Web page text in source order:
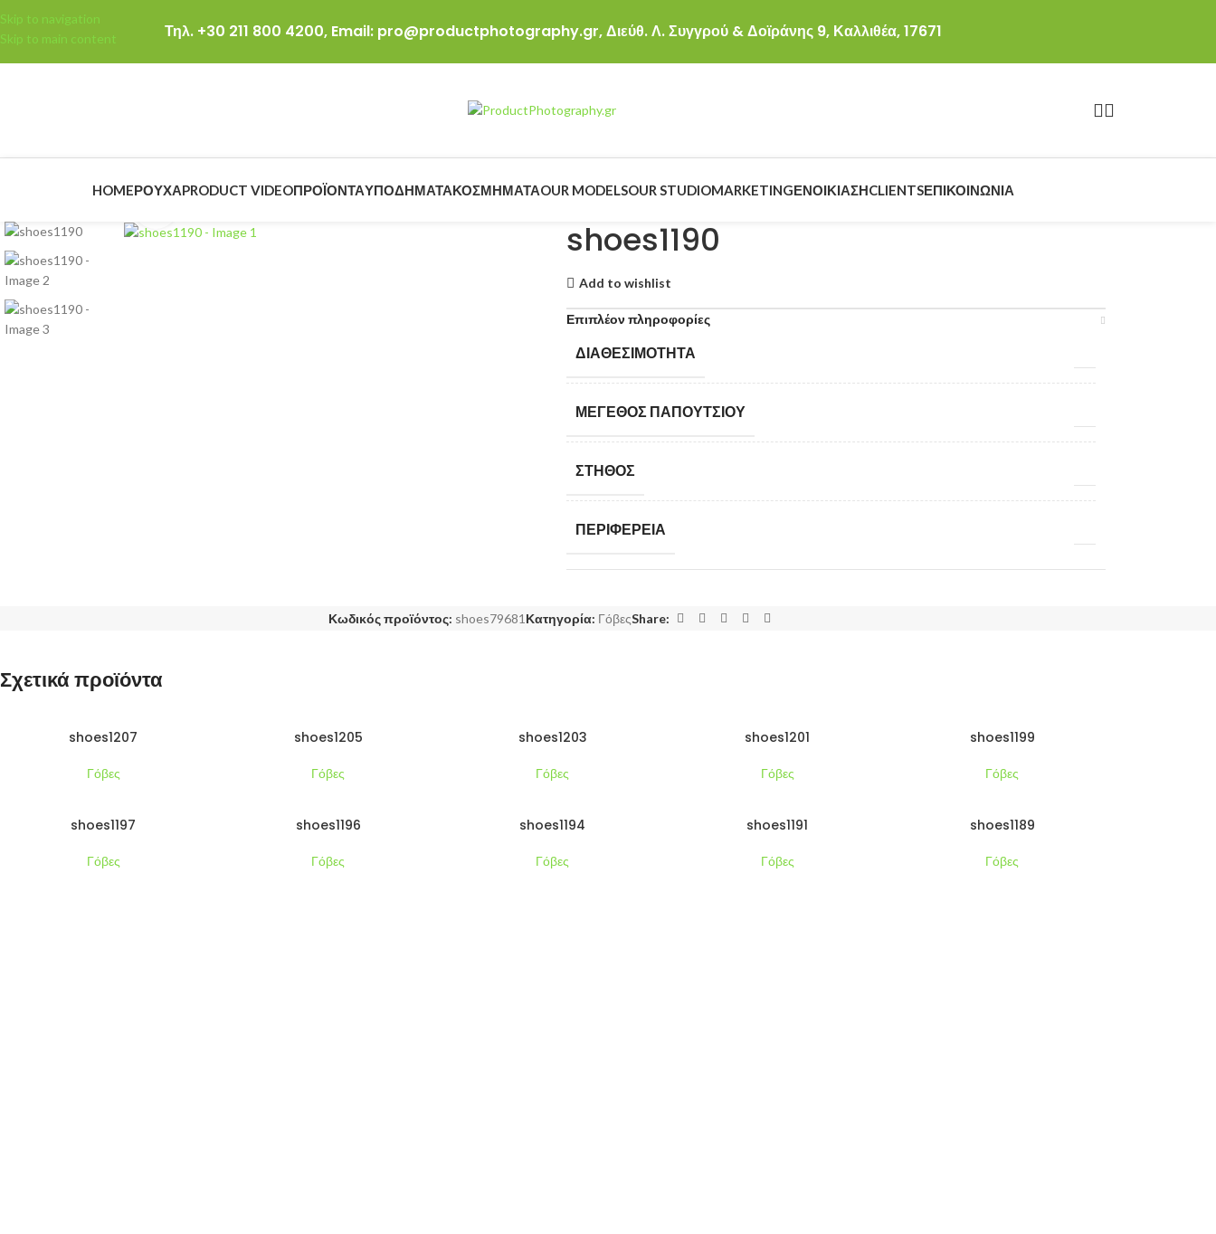
Skip to navigation
Skip to main content
Τηλ. +30 211 800 4200, Email: pro@productphotography.gr,Διεύθ. Λ. Συγγρού & Δοϊράνης 9, Καλλιθέα, 17671
HOMEΡΟΎΧΑPRODUCT VIDEOΠΡΟΪΌΝΤΑΥΠΟΔΉΜΑΤΑΚΟΣΜΉΜΑΤΑOUR MODELSOUR STUDIOMARKETINGΕΝΟΙΚΊΑΣΗCLIENTSΕΠΙΚΟΙΝΩΝΊΑ
shoes1190
Add to wishlist
Επιπλέον πληροφορίες
ΔΙΑΘΕΣΙΜΌΤΗΤΑ
ΜΈΓΕΘΟΣ ΠΑΠΟΥΤΣΙΟΎ
ΣΤΉΘΟΣ
ΠΕΡΙΦΈΡΕΙΑ
Κωδικός προϊόντος: shoes79681 Κατηγορία: ΓόβεςShare:
Σχετικά προϊόντα
shoes1207
Γόβες
shoes1205
Γόβες
shoes1203
Γόβες
shoes1201
Γόβες
shoes1199
Γόβες
shoes1197
Γόβες
shoes1196
Γόβες
shoes1194
Γόβες
shoes1191
Γόβες
shoes1189
Γόβες